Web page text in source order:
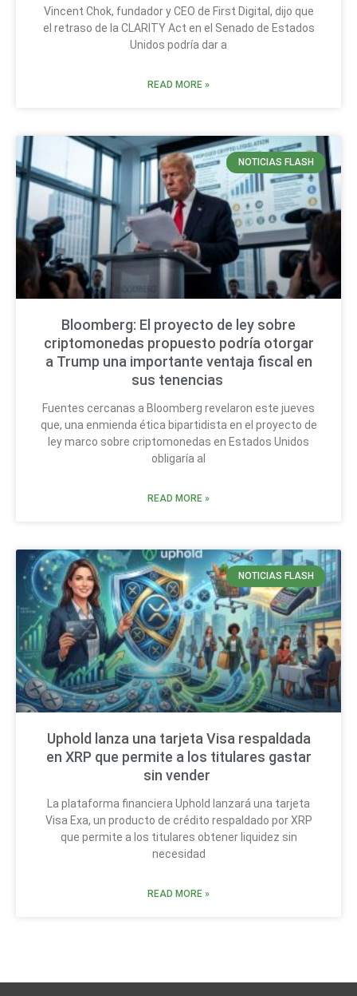
Vincent Chok, fundador y CEO de First Digital, dijo que
el retraso de la CLARITY Act en el Senado de Estados
Unidos podría dar a
READ MORE »
NOTICIAS FLASH
Bloomberg: El proyecto de ley sobre
criptomonedas propuesto podría otorgar
a Trump una importante ventaja fiscal en
sus tenencias
Fuentes cercanas a Bloomberg revelaron este jueves
que, una enmienda ética bipartidista en el proyecto de
ley marco sobre criptomonedas en Estados Unidos
obligaría al
READ MORE »
NOTICIAS FLASH
Uphold lanza una tarjeta Visa respaldada
en XRP que permite a los titulares gastar
sin vender
La plataforma financiera Uphold lanzará una tarjeta
Visa Exa, un producto de crédito respaldado por XRP
que permite a los titulares obtener liquidez sin
necesidad
READ MORE »